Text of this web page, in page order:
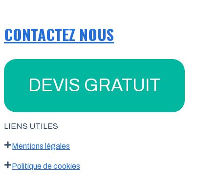
CONTACTEZ NOUS
DEVIS GRATUIT
LIENS UTILES
Mentions légales
Politique de cookies